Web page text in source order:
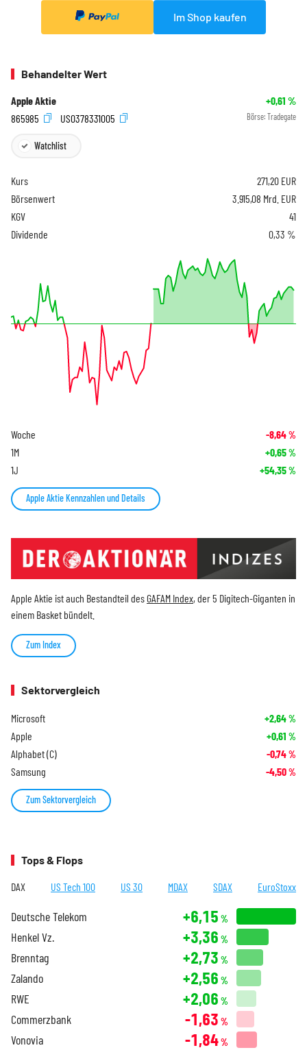
Im Shop kaufen
Behandelter Wert
Apple Aktie +0,61 %
865985
US0378331005 Börse: Tradegate
Watchlist
Kurs 271,20 EUR
Börsenwert
3.915,08 Mrd. EUR
KGV
41
Dividende
0,33 %
Woche -8,64%
1M +0,65%
1J +54,35%
Apple Aktie Kennzahlen und Details
Apple Aktie ist auch Bestandteil desGAFAM Index, der 5 Digitech-Giganten in
einem Basket bündelt.
Zum Index
Sektorvergleich
Microsoft +2,64%
Apple +0,61 %
Alphabet (C) -0,74%
Samsung -4,50%
Zum Sektorvergleich
Tops & Flops
DAX US Tech 100 US 30 MDAX SDAX EuroStoxx
Deutsche Telekom +6,15 %
Henkel Vz. +3,36 %
Brenntag +2,73 %
Zalando +2,56 %
RWE +2,06 %
Commerzbank -1,63 %
Vonovia -1,84%